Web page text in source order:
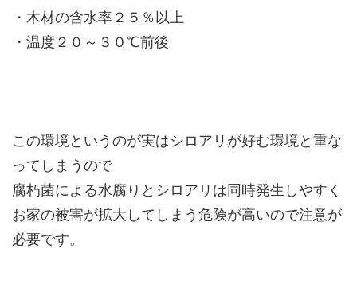
・木材の含水率２５％以上
・温度２０～３０℃前後
この環境というのが実はシロアリが好む環境と重な
ってしまうので
腐朽菌による水腐りとシロアリは同時発生しやすく
お家の被害が拡大してしまう危険が高いので注意が
必要です。